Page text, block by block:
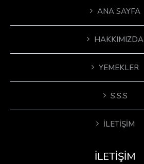
ANA SAYFA
HAKKIMIZDA
YEMEKLER
S.S.S
İLETIŞIM
İLETIŞIM